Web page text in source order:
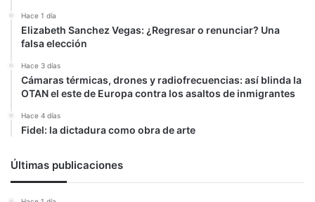
Hace 1 día
Elizabeth Sanchez Vegas: ¿Regresar o renunciar? Una
falsa elección
Hace 3 días
Cámaras térmicas, drones y radiofrecuencias: así blinda la
OTAN el este de Europa contra los asaltos de inmigrantes
Hace 4 días
Fidel: la dictadura como obra de arte
Últimas publicaciones